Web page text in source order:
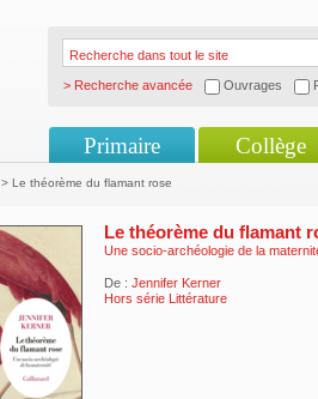
> Recherche avancée Ouvrages
Primaire Collège
> Le théorème du flamant rose
Le théorème du flamant
Une socio-archéologie de la
De : Jennifer Kerner
Hors série Littérature